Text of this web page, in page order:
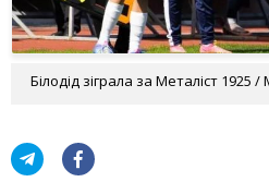
Білодід зіграла за Металіст 1925